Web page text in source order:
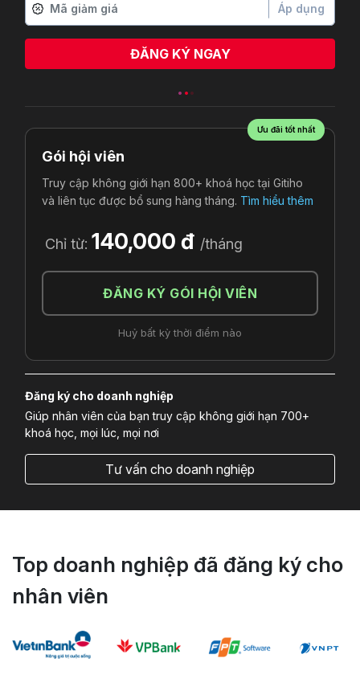
Áp dụng
ĐĂNG KÝ NGAY
Ưu đãi tốt nhất
Gói hội viên
Truy cập không giới hạn 800+ khoá học tại Gitiho
và liên tục được bổ sung hàng tháng. Tìm hiểu thêm
Chỉ từ: 140,000 đ /tháng
ĐĂNG KÝ GÓI HỘI VIÊN
Huỷ bất kỳ thời điểm nào
Đăng ký cho doanh nghiệp
Giúp nhân viên của bạn truy cập không giới hạn 700+
khoá học, mọi lúc, mọi nơi
Tư vấn cho doanh nghiệp
Top doanh nghiệp đã đăng ký cho
nhân viên